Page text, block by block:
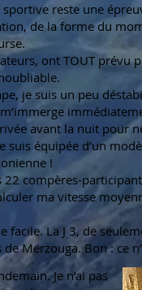
reste une
de la forme du
ont TOUT prévu
je suis un peu
avant la nuit pour
suis équipée d’un
!
compères-
ma vitesse
facile. La J 3, de
Merzouga. Bon : ce
Je n’ai pas